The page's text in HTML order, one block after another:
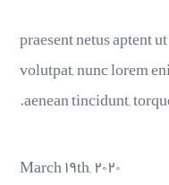
praesent netus aptent
volutpat, nunc lorem
aenean tincidunt,
March ۱۹th, ۲۰۲۰